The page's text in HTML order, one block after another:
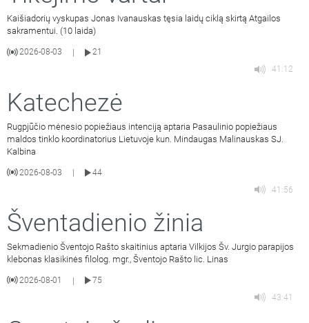
Kaišiadorių vyskupas Jonas Ivanauskas tęsia laidų ciklą skirtą Atgailos
sakramentui. (10 laida)
2026-08-03
21
41:12
Katechezė
Rugpjūčio mėnesio popiežiaus intenciją aptaria Pasaulinio popiežiaus
maldos tinklo koordinatorius Lietuvoje kun. Mindaugas Malinauskas SJ.
Kalbina
2026-08-03
44
41:56
Šventadienio žinia
Sekmadienio Šventojo Rašto skaitinius aptaria Vilkijos Šv. Jurgio parapijos
klebonas klasikinės filolog. mgr., Šventojo Rašto lic. Linas
2026-08-01 |
75
43:41